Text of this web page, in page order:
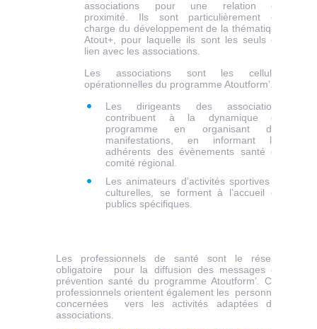
associations pour une relation de
proximité. Ils sont particulièrement en
charge du développement de la thématique
Atout+, pour laquelle ils sont les seuls en
lien avec les associations.
Les associations sont les cellules
opérationnelles du programme Atoutform’.
Les dirigeants des associations
contribuent à la dynamique du
programme en organisant des
manifestations, en informant les
adhérents des évènements santé du
comité régional.
Les animateurs d’activités sportives et
culturelles, se forment à l’accueil de
publics spécifiques.
Les professionnels de santé sont le réseau
obligatoire pour la diffusion des messages de
prévention santé du programme Atoutform’. Ces
professionnels orientent également les personnes
concernées vers les activités adaptées des
associations.